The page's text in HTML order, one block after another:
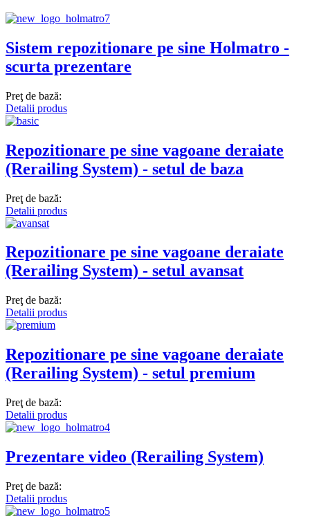
Sistem repozitionare pe sine Holmatro -
scurta prezentare
Preţ de bază:
Detalii produs
Repozitionare pe sine vagoane deraiate
(Rerailing System) - setul de baza
Preţ de bază:
Detalii produs
Repozitionare pe sine vagoane deraiate
(Rerailing System) - setul avansat
Preţ de bază:
Detalii produs
Repozitionare pe sine vagoane deraiate
(Rerailing System) - setul premium
Preţ de bază:
Detalii produs
Prezentare video (Rerailing System)
Preţ de bază:
Detalii produs